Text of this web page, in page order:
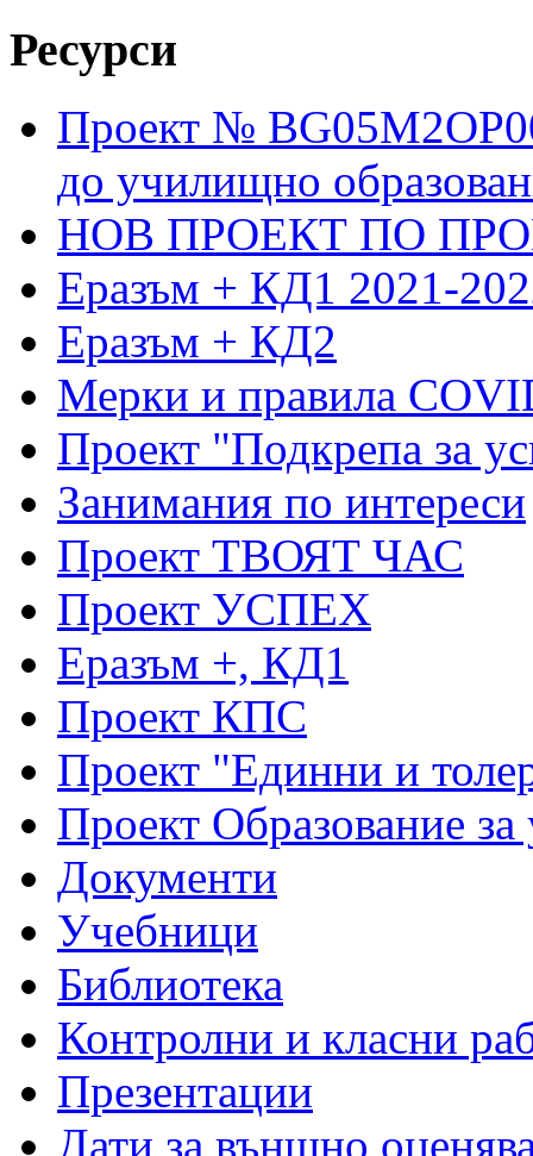
Ресурси
Проект №
до училищно
НОВ ПРОЕКТ ПО
Еразъм + КД1 2021-
Еразъм + КД2
Мерки и правила
Проект "Подкрепа за
Занимания по интереси
Проект ТВОЯТ ЧАС
Проект УСПЕХ
Еразъм +, КД1
Проект КПС
Проект "Единни и
Проект Образование
Документи
Учебници
Библиотека
Контролни и класни
Презентации
Дати за външно